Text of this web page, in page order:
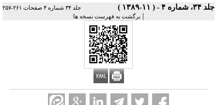
جلد ۳۴، شماره ۴ - ( ۱۱-۱۳۸۹ ) جلد ۳۴ شماره ۴ صفحات ۲۶۱-۲۵۷
| برگشت به فهرست نسخه ها